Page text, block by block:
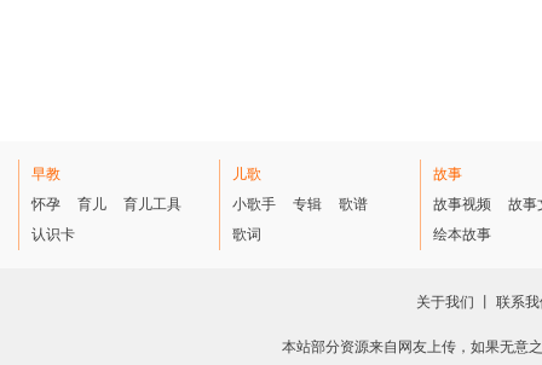
早教
怀孕
育儿
育儿工具
认识卡
儿歌
小歌手
专辑
歌谱
歌词
故事
故事视频
故事
绘本故事
关于我们 联系
本站部分资源来自网友上传，如果无意